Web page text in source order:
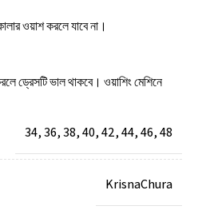
ওয়াশ করলে যাবে না।
ড্রেসটিভালথাকবে। ওয়াশিংমেশিনে
34,36,38,40,42,44,46,48
KrisnaChura